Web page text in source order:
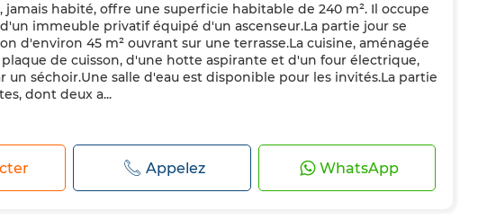
habité, offre une superficie habitable de 240 m². Il occupe
immeuble privatif équipé d'un ascenseur.La partie jour se
d'environ 45 m² ouvrant sur une terrasse.La cuisine, aménagée
de cuisson, d'une hotte aspirante et d'un four électrique,
un séchoir.Une salle d'eau est disponible pour les invités.La partie
dont deux a...
Appelez WhatsApp